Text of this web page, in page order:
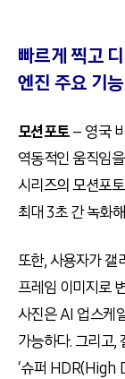
빠르게 찍고
엔진 주요 기능
모션포토– 영국
역동적인 움직임
시리즈의 모션포
최대 3초 간 녹화
또한, 사용자가 갤
프레임 이미지로
사진은 AI 업스케
가능하다. 그리고,
‘슈퍼 HDR(High